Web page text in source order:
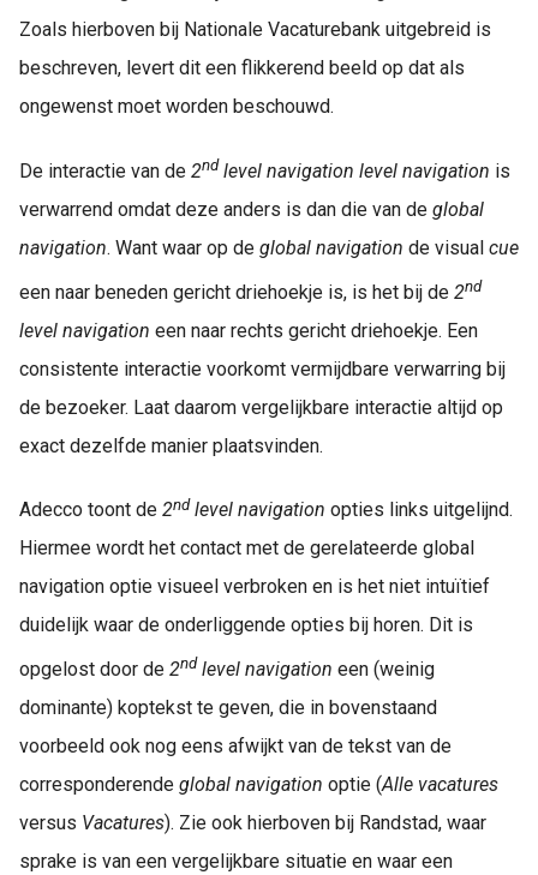
Zoals hierboven bij Nationale Vacaturebank uitgebreid is
beschreven, levert dit een flikkerend beeld op dat als
ongewenst moet worden beschouwd.
De interactie van de 2nd level navigation level navigation is
verwarrend omdat deze anders is dan die van de global
navigation. Want waar op de global navigation de visual cue
een naar beneden gericht driehoekje is, is het bij de 2nd
level navigation een naar rechts gericht driehoekje. Een
consistente interactie voorkomt vermijdbare verwarring bij
de bezoeker. Laat daarom vergelijkbare interactie altijd op
exact dezelfde manier plaatsvinden.
Adecco toont de 2nd level navigation opties links uitgelijnd.
Hiermee wordt het contact met de gerelateerde global
navigation optie visueel verbroken en is het niet intuïtief
duidelijk waar de onderliggende opties bij horen. Dit is
opgelost door de 2nd level navigation een (weinig
dominante) koptekst te geven, die in bovenstaand
voorbeeld ook nog eens afwijkt van de tekst van de
corresponderende global navigation optie (Alle vacatures
versus Vacatures). Zie ook hierboven bij Randstad, waar
sprake is van een vergelijkbare situatie en waar een